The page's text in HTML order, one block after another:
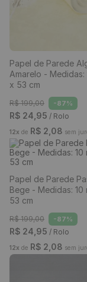
R$
Amarelo - Medidas:
x 53 cm
-87%
R$ 24,95 / Rolo
R$